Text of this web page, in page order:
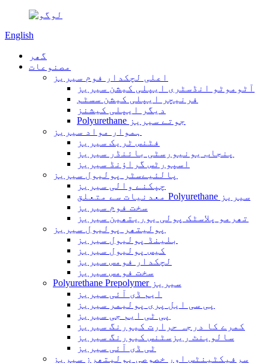
English
گھر
مصنوعات
اعلی لچکدار فوم سیریز
آٹوموٹو انڈسٹری ایپلی کیشن سیریز
فرنیچر ایپلی کیشن سسٹم
دیگر ایپلی کیشنز
Polyurethane جوتے سیریز
ہموار مواد سیریز
فٹنس ٹریک سیریز
پنجاب یونیورسٹی بائنڈر سیریز
اسپورٹس گراؤنڈ سیریز
پالئیےسٹر پولیول سیریز
چپکنے والی سیریز
معدنیات سے متعلق Polyurethane سیریز
سخت فوم سیریز
تھرمو پلاسٹک پولی یوریتھین سیریز
پولیتھر پولیول سیریز
بلینڈ پولیول سیریز
کیس پولیول سیریز
لچکدار فومس سیریز
سخت فومس سیریز
Polyurethane Prepolymer سیریز
ایم ڈی آئی سیریز
پی سی ایل پری پولیمر سیریز
پی ٹی ایم جی سیریز
کمرے کا درجہ حرارت کیورنگ سیریز
سالوینٹ ریزسٹنس کیورنگ سیریز
ٹی ڈی آئی سیریز
سرفیکٹینٹس اور خصوصی پولیتھرز سیریز